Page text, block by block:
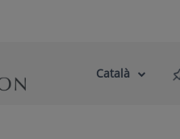
Selector
Llenguatge
Català